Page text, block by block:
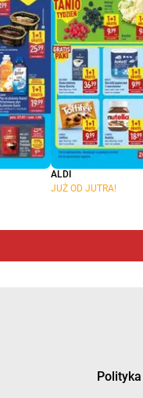
ALDI
JUŻ OD JUTRA!